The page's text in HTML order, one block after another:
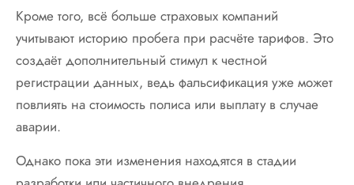
Кроме того, всё больше страховых компаний
учитывают историю пробега при расчёте тарифов. Это
создаёт дополнительный стимул к честной
регистрации данных, ведь фальсификация уже может
повлиять на стоимость полиса или выплату в случае
аварии.
Однако пока эти изменения находятся в стадии